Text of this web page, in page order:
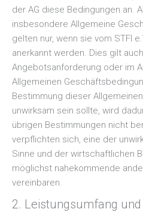
der AG diese Bedingungen an.
insbesondere Allgemeine
gelten nur, wenn sie vom STFI
anerkannt werden. Dies gilt
Angebotsanforderung oder im
Allgemeinen
Bestimmung dieser
unwirksam sein sollte, wird
übrigen Bestimmungen nicht
verpflichten sich, eine der
Sinne und der wirtschaftlichen
möglichst nahekommende
vereinbaren.
2. Leistungsumfang